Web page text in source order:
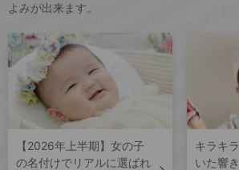
よみが出来ます。
【2026年上半期】女の子
の名付けでリアルに選ばれ
キラキ
いた響